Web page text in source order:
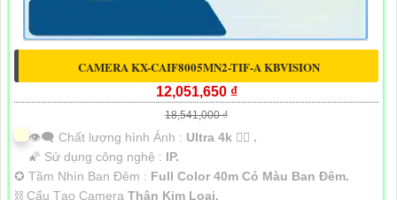
CAMERA KX-CAIF8005MN2-TIF-A KBVISION
12,051,650 ₫
18,541,000 ₫
👁️‍🗨 Chất lượng hình Ảnh : Ultra 4k 👍🏾 .
🌠 Sử dụng công nghệ : IP.
✪ Tầm Nhìn Ban Đêm : Full Color 40m Có Màu Ban Đêm.
⛓ Cấu Tạo Camera Thân Kim Loại.